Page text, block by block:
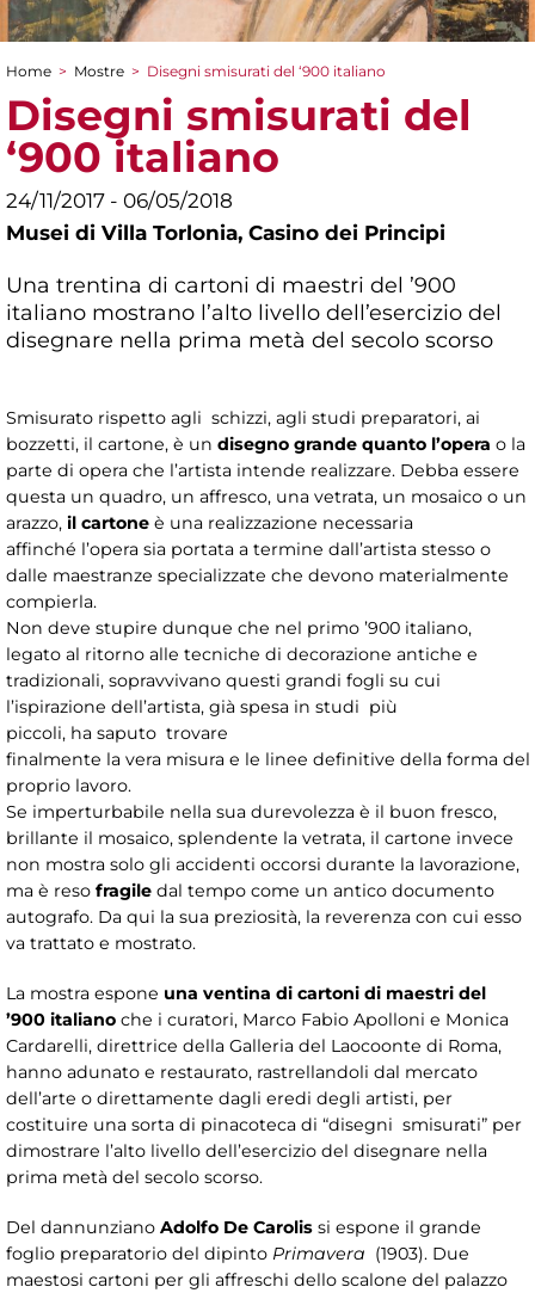
Tu sei qui
Home > Mostre > Disegni smisurati del ‘900 italiano
Disegni smisurati del
‘900 italiano
24/11/2017 - 06/05/2018
Musei di Villa Torlonia, Casino dei Principi
Una trentina di cartoni di maestri del ’900
italiano mostrano l’alto livello dell’esercizio del
disegnare nella prima metà del secolo scorso
Smisurato rispetto agli schizzi, agli studi preparatori, ai
bozzetti, il cartone, è un disegno grande quanto l’opera o la
parte di opera che l’artista intende realizzare. Debba essere
questa un quadro, un affresco, una vetrata, un mosaico o un
arazzo, il cartone è una realizzazione necessaria
affinché l’opera sia portata a termine dall’artista stesso o
dalle maestranze specializzate che devono materialmente
compierla.
Non deve stupire dunque che nel primo ’900 italiano,
legato al ritorno alle tecniche di decorazione antiche e
tradizionali, sopravvivano questi grandi fogli su cui
l’ispirazione dell’artista, già spesa in studi più
piccoli, ha saputo trovare
finalmente la vera misura e le linee definitive della forma del
proprio lavoro.
Se imperturbabile nella sua durevolezza è il buon fresco,
brillante il mosaico, splendente la vetrata, il cartone invece
non mostra solo gli accidenti occorsi durante la lavorazione,
ma è reso fragile dal tempo come un antico documento
autografo. Da qui la sua preziosità, la reverenza con cui esso
va trattato e mostrato.
La mostra espone una ventina di cartoni di maestri del
’900 italiano che i curatori, Marco Fabio Apolloni e Monica
Cardarelli, direttrice della Galleria del Laocoonte di Roma,
hanno adunato e restaurato, rastrellandoli dal mercato
dell’arte o direttamente dagli eredi degli artisti, per
costituire una sorta di pinacoteca di “disegni smisurati” per
dimostrare l’alto livello dell’esercizio del disegnare nella
prima metà del secolo scorso.
Del dannunziano Adolfo De Carolis si espone il grande
foglio preparatorio del dipinto Primavera (1903). Due
maestosi cartoni per gli affreschi dello scalone del palazzo